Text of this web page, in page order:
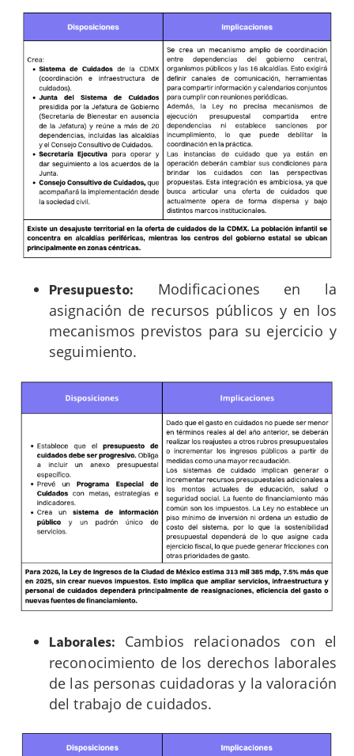
Presupuesto: Modificaciones en la
asignación de recursos públicos y en los
mecanismos previstos para su ejercicio y
seguimiento.
Laborales: Cambios relacionados con el
reconocimiento de los derechos laborales
de las personas cuidadoras y la valoración
del trabajo de cuidados.